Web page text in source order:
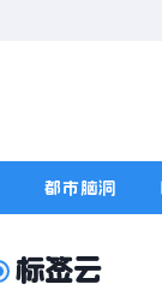
都市脑洞
标签云